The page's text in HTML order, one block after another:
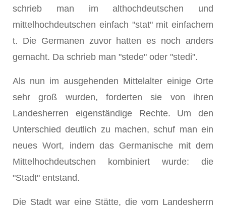
schrieb man im althochdeutschen und
mittelhochdeutschen einfach "stat" mit einfachem
t. Die Germanen zuvor hatten es noch anders
gemacht. Da schrieb man "stede" oder "stedi".
Als nun im ausgehenden Mittelalter einige Orte
sehr groß wurden, forderten sie von ihren
Landesherren eigenständige Rechte. Um den
Unterschied deutlich zu machen, schuf man ein
neues Wort, indem das Germanische mit dem
Mittelhochdeutschen kombiniert wurde: die
"Stadt" entstand.
Die Stadt war eine Stätte, die vom Landesherrn